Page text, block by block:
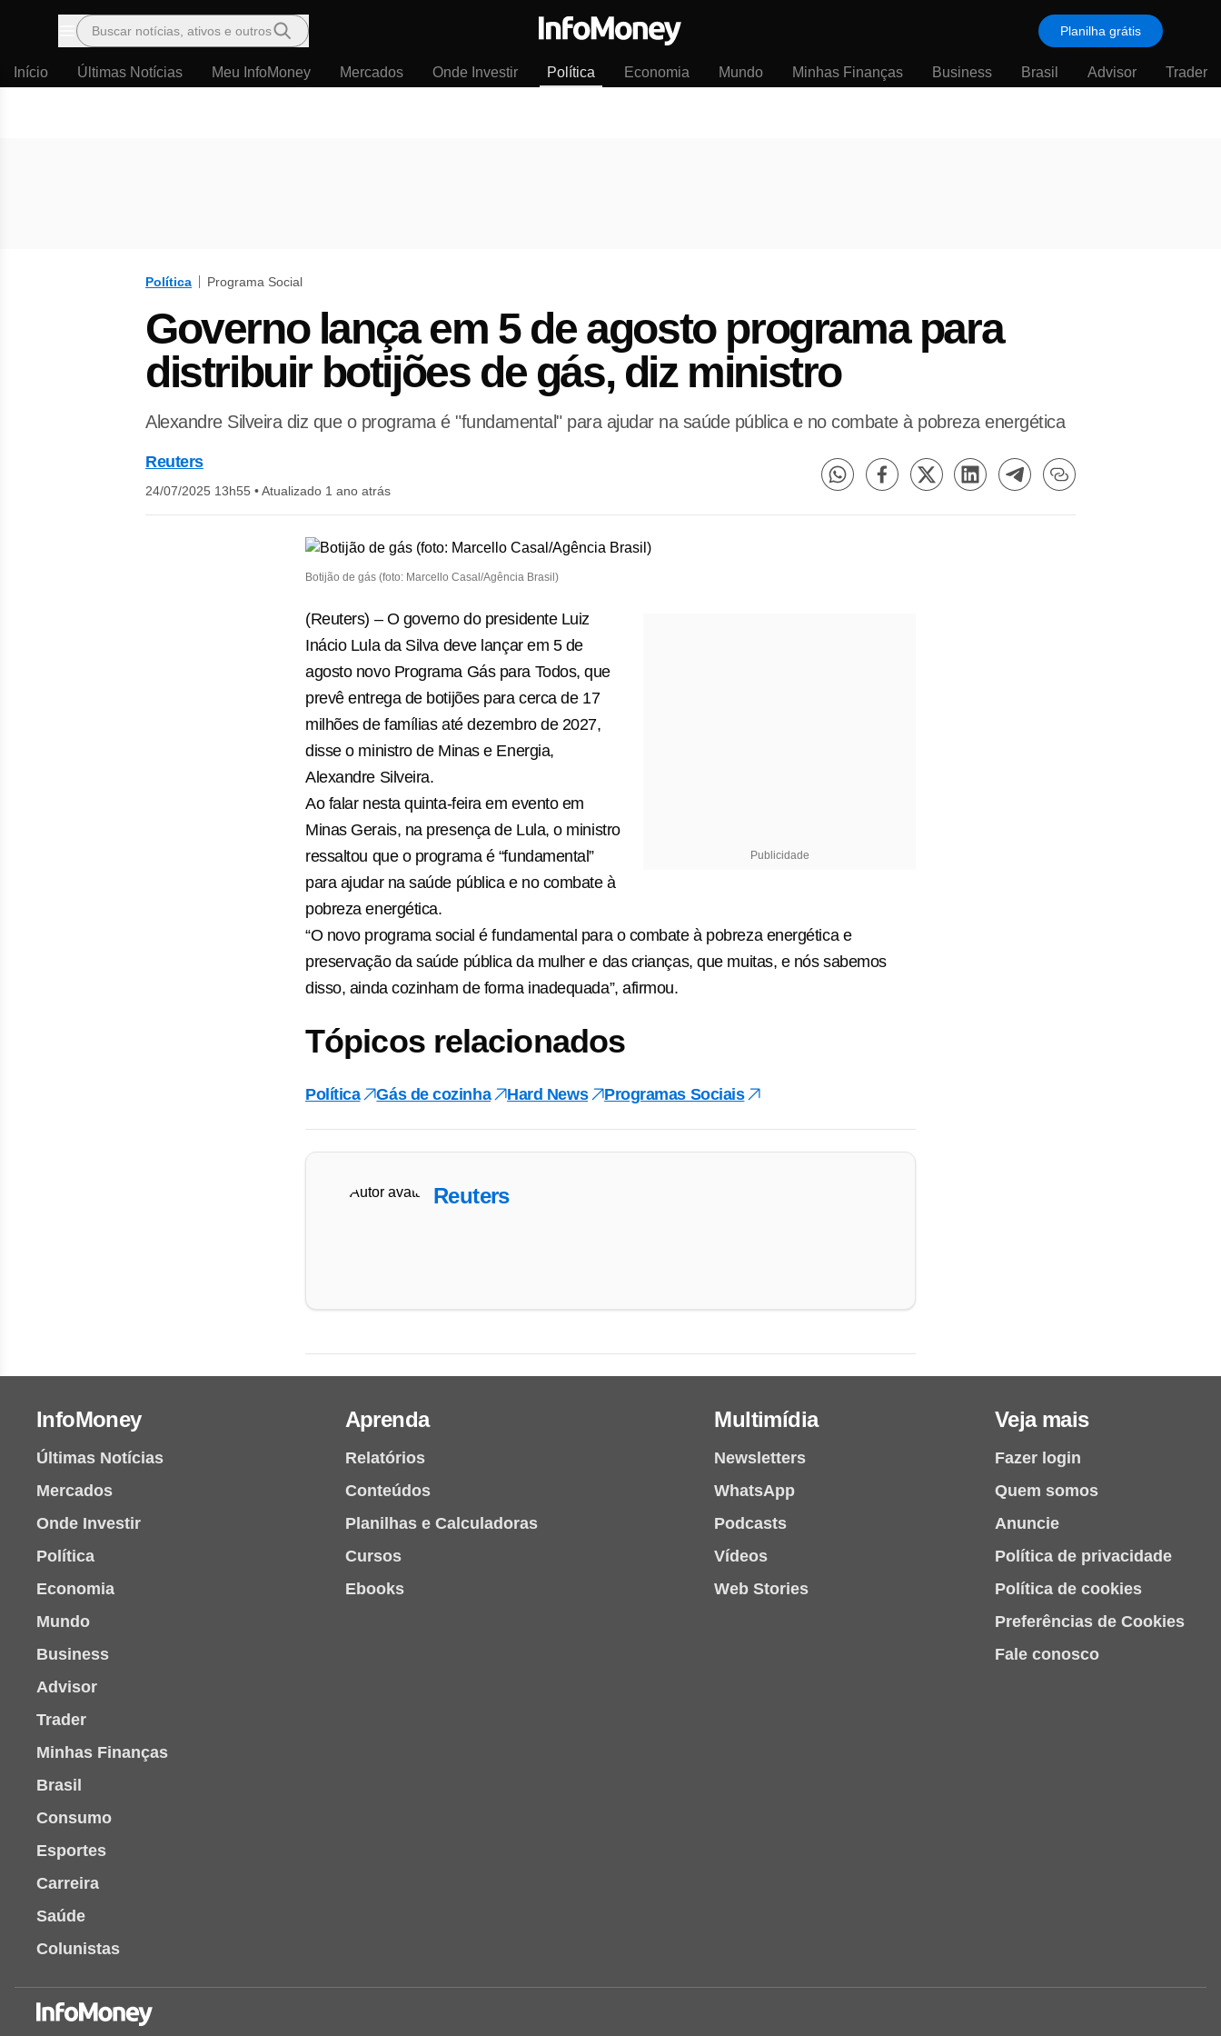
Menu
Buscar notícias, ativos e outros Planilha grátis
Início Últimas Notícias Meu InfoMoney Mercados Onde Investir Política Economia Mundo Minhas Finanças Business Brasil Advisor Trader
Política Programa Social
Governo lança em 5 de agosto programa para
distribuir botijões de gás, diz ministro
Alexandre Silveira diz que o programa é "fundamental" para ajudar na saúde pública e no combate à pobreza energética
Reuters
24/07/2025 13h55 •Atualizado 1 ano atrás
Botijão de gás (foto: Marcello Casal/Agência Brasil)
Publicidade
(Reuters) – O governo do presidente Luiz
Inácio Lula da Silva deve lançar em 5 de
agosto novo Programa Gás para Todos, que
prevê entrega de botijões para cerca de 17
milhões de famílias até dezembro de 2027,
disse o ministro de Minas e Energia,
Alexandre Silveira.
Ao falar nesta quinta-feira em evento em
Minas Gerais, na presença de Lula, o ministro
ressaltou que o programa é “fundamental”
para ajudar na saúde pública e no combate à
pobreza energética.
“O novo programa social é fundamental para o combate à pobreza energética e
preservação da saúde pública da mulher e das crianças, que muitas, e nós sabemos
disso, ainda cozinham de forma inadequada”, afirmou.
Tópicos relacionados
Política Gás de cozinha Hard News Programas Sociais
Reuters
InfoMoney
Últimas Notícias
Mercados
Onde Investir
Política
Economia
Mundo
Business
Advisor
Trader
Minhas Finanças
Brasil
Consumo
Esportes
Carreira
Saúde
Colunistas
Aprenda
Relatórios
Conteúdos
Planilhas e Calculadoras
Cursos
Ebooks
Multimídia
Newsletters
WhatsApp
Podcasts
Vídeos
Web Stories
Veja mais
Fazer login
Quem somos
Anuncie
Política de privacidade
Política de cookies
Preferências de Cookies
Fale conosco